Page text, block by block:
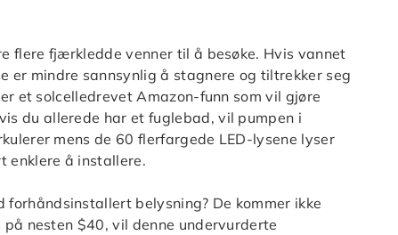
flere fjærkledde venner til å besøke. Hvis vannet
er mindre sannsynlig å stagnere og tiltrekker seg
et solcelledrevet Amazon-funn som vil gjøre
du allerede har et fuglebad, vil pumpen i
mens de 60 flerfargede LED-lysene lyser
enklere å installere.
belysning? De kommer ikke
nesten $40, vil denne undervurderte